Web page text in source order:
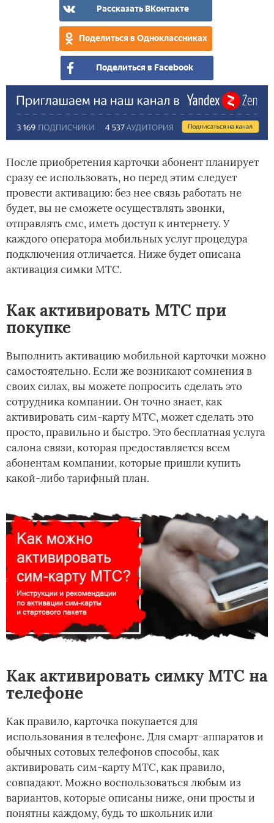
Рассказать ВКонтакте
Поделиться в Одноклассниках
Поделиться в Facebook
После приобретения карточки абонент планирует
сразу ее использовать, но перед этим следует
провести активацию: без нее связь работать не
будет, вы не сможете осуществлять звонки,
отправлять смс, иметь доступ к интернету. У
каждого оператора мобильных услуг процедура
подключения отличается. Ниже будет описана
активация симки МТС.
Как активировать МТС при
покупке
Выполнить активацию мобильной карточки можно
самостоятельно. Если же возникают сомнения в
своих силах, вы можете попросить сделать это
сотрудника компании. Он точно знает, как
активировать сим-карту МТС, может сделать это
просто, правильно и быстро. Это бесплатная услуга
салона связи, которая предоставляется всем
абонентам компании, которые пришли купить
какой-либо тарифный план.
Как активировать симку МТС на
телефоне
Как правило, карточка покупается для
использования в телефоне. Для смарт-аппаратов и
обычных сотовых телефонов способы, как
активировать сим-карту МТС, как правило,
совпадают. Можно воспользоваться любым из
вариантов, которые описаны ниже, они просты и
понятны каждому, будь то школьник или